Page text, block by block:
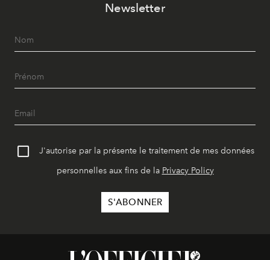
Newsletter
J'autorise par la présente le traitement de mes données
personnelles aux fins de la Privacy Policy